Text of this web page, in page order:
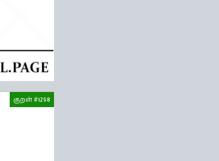
குறள் #1298